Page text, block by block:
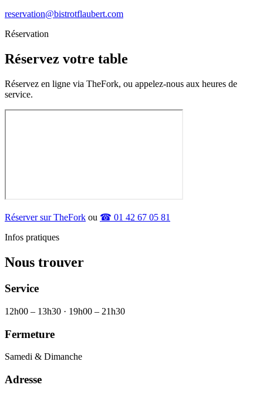
reservation@bistrotflaubert.com
Réservation
Réservez votre table
Réservez en ligne via TheFork, ou appelez-nous aux heures de
service.
Réserver sur TheFork ou ☎ 01 42 67 05 81
Infos pratiques
Nous trouver
Service
12h00 – 13h30 · 19h00 – 21h30
Fermeture
Samedi & Dimanche
Adresse